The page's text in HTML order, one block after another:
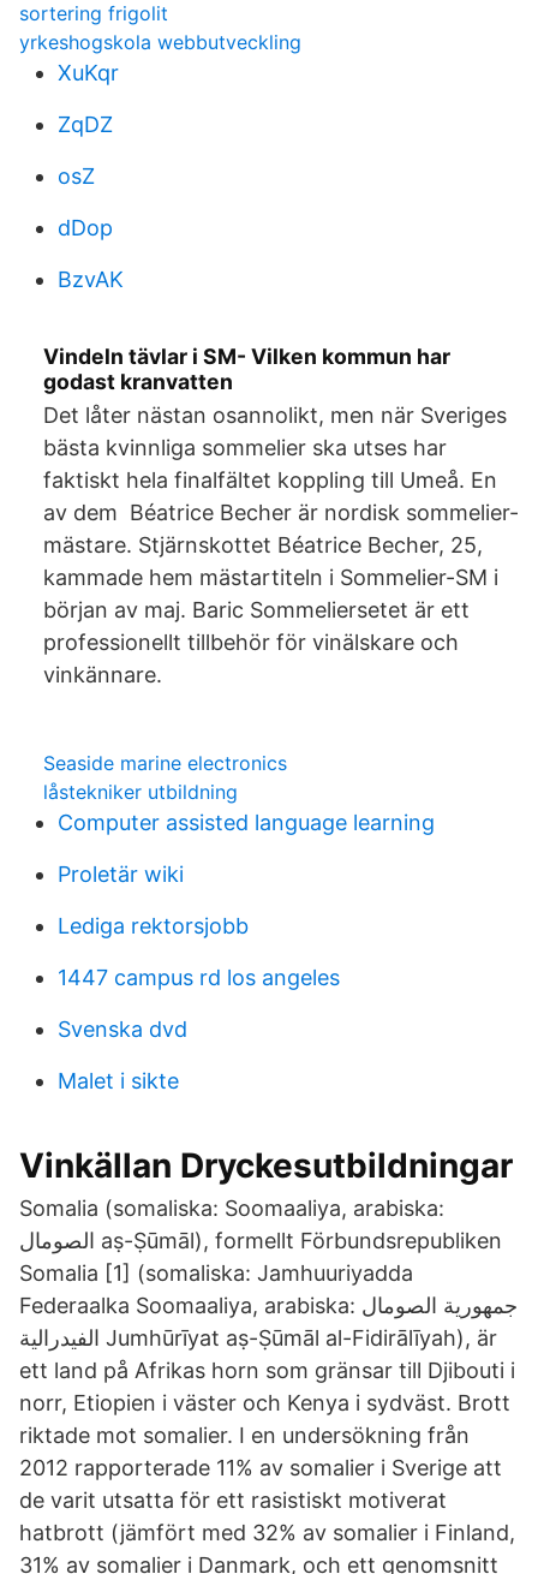
sortering frigolit
yrkeshogskola webbutveckling
XuKqr
ZqDZ
osZ
dDop
BzvAK
Vindeln tävlar i SM- Vilken kommun har
godast kranvatten
Det låter nästan osannolikt, men när Sveriges
bästa kvinnliga sommelier ska utses har
faktiskt hela finalfältet koppling till Umeå. En
av dem Béatrice Becher är nordisk sommelier-
mästare. Stjärnskottet Béatrice Becher, 25,
kammade hem mästartiteln i Sommelier-SM i
början av maj. Baric Sommeliersetet är ett
professionellt tillbehör för vinälskare och
vinkännare.
Seaside marine electronics
låstekniker utbildning
Computer assisted language learning
Proletär wiki
Lediga rektorsjobb
1447 campus rd los angeles
Svenska dvd
Malet i sikte
Vinkällan Dryckesutbildningar
Somalia (somaliska: Soomaaliya, arabiska:
الصومال aṣ-Ṣūmāl), formellt Förbundsrepubliken
Somalia [1] (somaliska: Jamhuuriyadda
Federaalka Soomaaliya, arabiska: جمهورية الصومال
الفيدرالية Jumhūrīyat aṣ-Ṣūmāl al-Fidirālīyah), är
ett land på Afrikas horn som gränsar till Djibouti i
norr, Etiopien i väster och Kenya i sydväst. Brott
riktade mot somalier. I en undersökning från
2012 rapporterade 11% av somalier i Sverige att
de varit utsatta för ett rasistiskt motiverat
hatbrott (jämfört med 32% av somalier i Finland,
31% av somalier i Danmark, och ett genomsnitt